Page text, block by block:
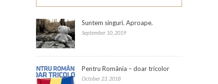
Suntem singuri. Aproape.
September 10, 2019
Pentru România – doar tricolor
October 23, 2018